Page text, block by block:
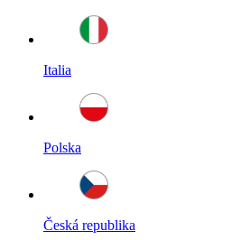
Italia
Polska
Česká republika